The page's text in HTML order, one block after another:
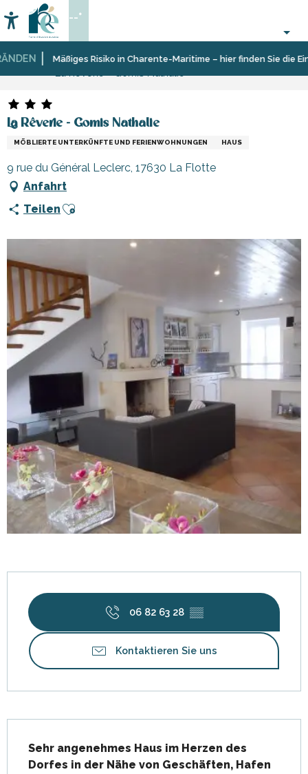
au
contenu
principal
Mäßiges Risiko in Charente-Maritime – hier finden Sie die
Accessibilité
Suche
--°
Startseite AufenthaltUnterkünfteFerienunterkünfte
La Rêverie - Gomis Nathalie
MÖBLIERTE UNTERKÜNFTE UND FERIENWOHNUNGEN HAUS
9 rue du Général Leclerc, 17630 La Flotte
Anfahrt
Teilen Ajouter aux favoris
06 82 63 28 ▒▒
Kontaktieren Sie uns
Sehr angenehmes Haus im Herzen des
Dorfes in der Nähe von Geschäften, Hafen